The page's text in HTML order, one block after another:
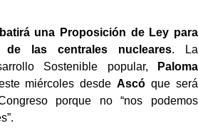
una Proposición de Ley para
las centrales nucleares. La
Sostenible popular,
Paloma
miércoles desdeAscó que será
porque no “nos podemos